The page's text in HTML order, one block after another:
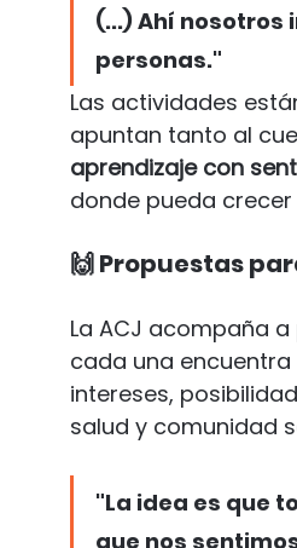
(...) Ahí
personas."
Las actividades
apuntan tanto al
aprendizaje con
donde pueda
🙌 Propuestas
La ACJ acompaña
cada una
intereses,
salud y comunidad
"La idea es que
que nos